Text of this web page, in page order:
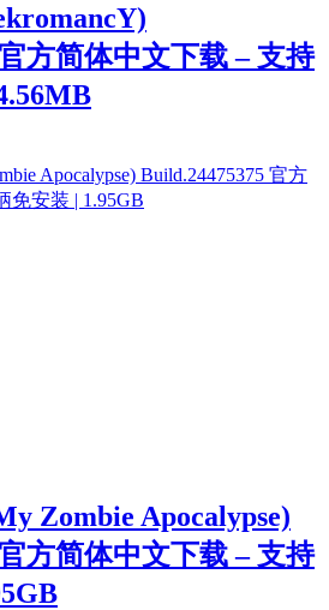
方简体中文下载 – 支持
Zombie Apocalypse)
方简体中文下载 – 支持